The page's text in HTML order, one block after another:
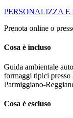
PERSONALIZZA E
Prenota online o
Cosa è incluso
Guida ambientale
formaggi tipici presso
Parmiggiano-
Cosa è escluso